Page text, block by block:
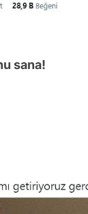
sana!